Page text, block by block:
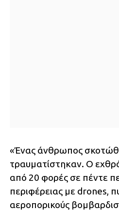
«Ένας άνθρωπος
τραυματίστηκαν. Ο
από 20 φορές σε πέντε
περιφέρειας με drones,
αεροπορικούς